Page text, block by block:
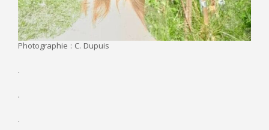
Photographie : C. Dupuis
.
.
.